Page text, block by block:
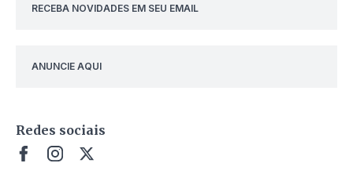
RECEBA NOVIDADES EM SEU EMAIL
ANUNCIE AQUI
Redes sociais